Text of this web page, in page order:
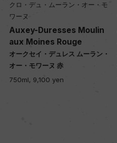
クロ・デュ・ムーラン・オー・モ
ワーヌ
Auxey-Duresses Moulin
aux Moines Rouge
オークセイ・デュレス ムーラン・
オー・モワーヌ 赤
750ml, 9,100 yen